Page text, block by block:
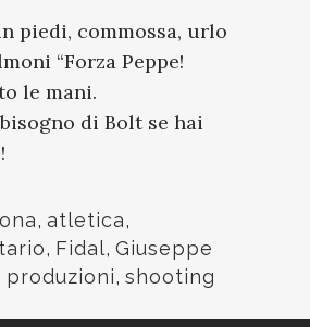
piedi, commossa, urlo
“Forza Peppe!
le mani.
di Bolt se hai
, atletica,
, Fidal, Giuseppe
produzioni, shooting